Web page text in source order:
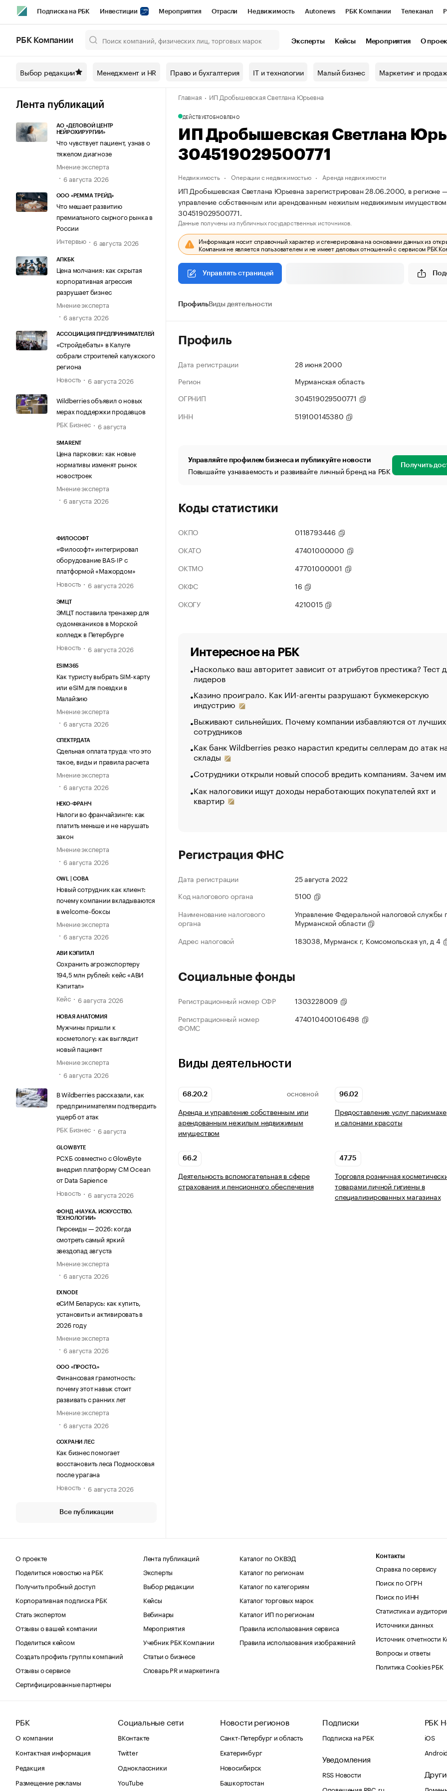
Подписка на РБК Инвестиции Мероприятия Отрасли Недвижимость Autonews РБК Компании Телеканал
Спецпроекты СПб Конференции СПб Спецпроекты Проверка контрагентов
Технологии и медиа Рынок наличной валюты
РБК Компании Эксперты Кейсы Мероприятия О
Выбор редакции Менеджмент и HR Право и бухгалтерия IT и технологии Малый бизнес Маркетинг и
Лента публикаций
АО «ДЕЛОВОЙ ЦЕНТР
НЕЙРОХИРУРГИИ»
Что чувствует пациент, узнав о
тяжелом диагнозе
Мнение эксперта
6 августа 2026
ООО «РЕММА ТРЕЙД»
Что мешает развитию
премиального сырного рынка в
России
Интервью
6 августа 2026
АПКБК
Цена молчания: как скрытая
корпоративная агрессия
разрушает бизнес
Мнение эксперта
6 августа 2026
АССОЦИАЦИЯ ПРЕДПРИНИМАТЕЛЕЙ
«Стройдебаты» в Калуге
собрали строителей калужского
региона
Новость
6 августа 2026
Wildberries объявил о новых
мерах поддержки продавцов
РБК Бизнес
6 августа
SMARENT
Цена парковки: как новые
нормативы изменят рынок
новостроек
Мнение эксперта
6 августа 2026
ФИЛОСОФТ
«Философт» интегрировал
оборудование BAS-IP с
платформой «Мажордом»
Новость
6 августа 2026
ЭМЦТ
ЭМЦТ поставила тренажер для
судомехаников в Морской
колледж в Петербурге
Новость
6 августа 2026
ESIM365
Как туристу выбрать SIM-карту
или eSIM для поездки в
Малайзию
Мнение эксперта
6 августа 2026
СПЕКТРДАТА
Сдельная оплата труда: что это
такое, виды и правила расчета
Мнение эксперта
6 августа 2026
НЕКО-ФРАНЧ
Налоги во франчайзинге: как
платить меньше и не нарушать
закон
Мнение эксперта
6 августа 2026
OWL | СОВА
Новый сотрудник как клиент:
почему компании вкладываются
в welcome-боксы
Мнение эксперта
6 августа 2026
АВИ КЭПИТАЛ
Сохранить агроэкспортеру
194,5 млн рублей: кейс «АВИ
Кэпитал»
Кейс
6 августа 2026
НОВАЯ АНАТОМИЯ
Мужчины пришли к
косметологу: как выглядит
новый пациент
Мнение эксперта
6 августа 2026
В Wildberries рассказали, как
предпринимателям подтвердить
ущерб от атак
РБК Бизнес
6 августа
GLOWBYTE
РСХБ совместно с GlowByte
внедрил платформу CM Ocean
от Data Sapience
Новость
6 августа 2026
ФОНД «НАУКА. ИСКУССТВО.
ТЕХНОЛОГИИ»
Персеиды — 2026: когда
смотреть самый яркий
звездопад августа
Мнение эксперта
6 августа 2026
EXNODE
еСИМ Беларусь: как купить,
установить и активировать в
2026 году
Мнение эксперта
6 августа 2026
ООО «ПРОСТО.»
Финансовая грамотность:
почему этот навык стоит
развивать с ранних лет
Мнение эксперта
6 августа 2026
СОХРАНИ ЛЕС
Как бизнес помогает
восстановить леса Подмосковья
после урагана
Новость
6 августа 2026
Все публикации
Главная ИП Дробышевская Светлана Юрьевна
ДЕЙСТВУЕТОБНОВЛЕНО
ИП Дробышевская Светлана
304519029500771
Недвижимость Операции с недвижимостью Аренда недвижимости
ИП Дробышевская Светлана Юрьевна зарегистрирован 28.06.2000, в регионе
управление собственным или арендованным нежилым недвижимым
304519029500771.
Данные получены из публичных государственных источников.
Информация носит справочный характер и сгенерирована на основании данных из
Компания не является пользователем и не имеет деловых отношений с сервисом РБК
Управлять страницей
ПрофильВиды деятельности
Профиль
Дата регистрации
28 июня 2000
Регион
Мурманская область
ОГРНИП
304519029500771
ИНН
519100145380
Управляйте профилем бизнеса и публикуйте новости
Повышайте узнаваемость и развивайте личный бренд на РБК Получить
Коды статистики
ОКПО
0118793446
ОКАТО
47401000000
ОКТМО
47701000001
ОКФС
16
ОКОГУ
4210015
Интересное на РБК
Насколько ваш авторитет зависит от атрибутов престижа? Тест
лидеров
Казино проиграло. Как ИИ-агенты разрушают букмекерскую
индустрию
Выживают сильнейших. Почему компании избавляются от лучших
сотрудников
Как банк Wildberries резко нарастил кредиты селлерам до атак
склады
Сотрудники открыли новый способ вредить компаниям. Зачем
Как налоговики ищут доходы неработающих покупателей яхт и
квартир
Регистрация ФНС
Дата регистрации
25 августа 2022
Код налогового органа
5100
Наименование налогового
органа
Управление Федеральной налоговой службы
Мурманской области
Адрес налоговой
183038, Мурманск г, Комсомольская ул, д 4
Социальные фонды
Регистрационный номер СФР
1303228009
Регистрационный номер
ФОМС
474010400106498
Виды деятельности
68.20.2 ОСНОВНОЙ
Аренда и управление собственным или
арендованным нежилым недвижимым
имуществом
96.02
Предоставление услуг
и салонами красоты
66.2
Деятельность вспомогательная в сфере
страхования и пенсионного обеспечения
47.75
Торговля розничная
товарами личной гигиены в
специализированных магазинах
О проекте
Поделиться новостью на РБК
Получить пробный доступ
Корпоративная подписка РБК
Стать экспертом
Отзывы о вашей компании
Поделиться кейсом
Создать профиль группы компаний
Отзывы о сервисе
Сертифицированные партнеры
Лента публикаций
Эксперты
Выбор редакции
Кейсы
Вебинары
Мероприятия
Учебник РБК Компании
Статьи о бизнесе
Словарь PR и маркетинга
Каталог по ОКВЭД
Каталог по регионам
Каталог по категориям
Каталог торговых марок
Каталог ИП по регионам
Правила использования сервиса
Правила использования изображений
Контакты
Справка по сервису
Поиск по ОГРН
Поиск по ИНН
Статистика и
Источники данных
Источник отчетности
Вопросы и ответы
Политика Cookies РБК
РБК
О компании
Контактная информация
Редакция
Размещение рекламы
Социальные сети
ВКонтакте
Twitter
Одноклассники
YouTube
Новости регионов
Санкт-Петербург и область
Екатеринбург
Новосибирск
Башкортостан
Подписки
Подписка на РБК
Уведомления
RSS Новости
Оповещения RBC.ru
РБК
iOS